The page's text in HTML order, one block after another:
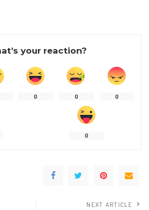
your reaction?
0 0 0
0
NEXT ARTICLE